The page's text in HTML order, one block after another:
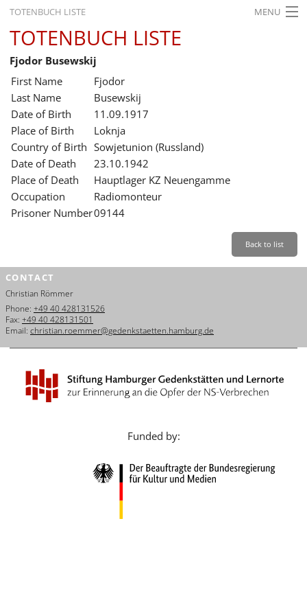
TOTENBUCH LISTE MENU
STARTSEITE
AUSSTELLUNGEN
GESCHICHTE
BILDUNG
FORSCHUNG
SERVICE
Leichte Sprache Back
Dansk
Español
Italiano
Nederlands
Português
TOTENBUCH LISTE
Fjodor Busewskij
First Name
Fjodor
Last Name
Busewskij
Date of Birth
11.09.1917
Place of Birth
Loknja
Country of Birth Sowjetunion (Russland)
Date of Death
23.10.1942
Place of Death
Hauptlager KZ Neuengamme
Occupation
Radiomonteur
Prisoner Number09144
Back to list
CONTACT
Christian Römmer
Phone: +49 40 428131526
Fax: +49 40 428131501
Email: christian.roemmer@gedenkstaetten.hamburg.de
Funded by: